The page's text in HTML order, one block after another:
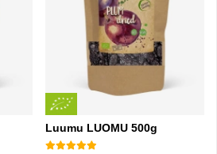
Luumu LUOMU 500g